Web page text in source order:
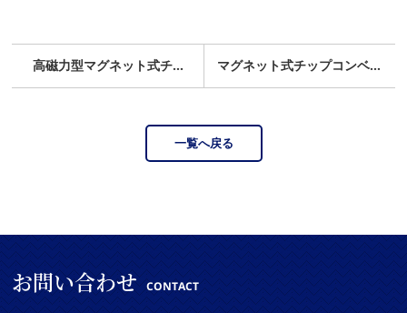
高磁力型マグネット式チップコンベア マグネット式チップコンベア
一覧へ戻る
お問い合わせ CONTACT